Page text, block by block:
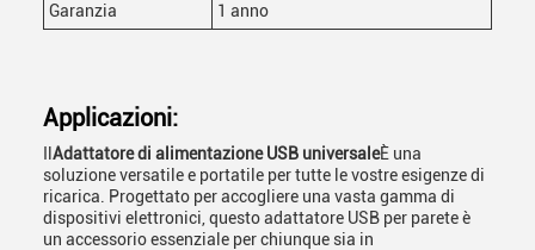
Garanzia
1 anno
Applicazioni:
Adattatore di alimentazione USB universaleÈ una
soluzione versatile e portatile per tutte le vostre esigenze di
ricarica. Progettato per accogliere una vasta gamma di
dispositivi elettronici, questo adattatore USB per parete è
un accessorio essenziale per chiunque sia in